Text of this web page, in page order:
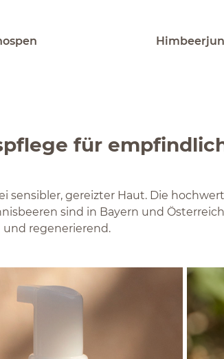
für
sensibler, gereizter Haut. Die
sind in Bayern und
regenerierend.